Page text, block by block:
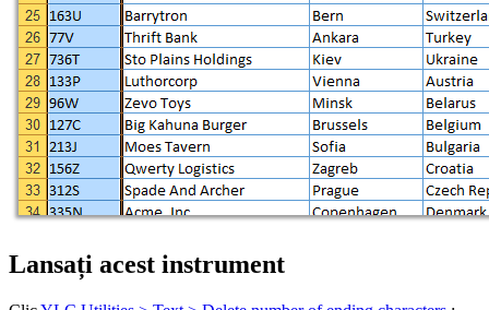
Lansați acest instrument